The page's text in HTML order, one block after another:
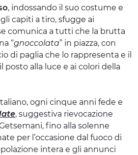
, indossando il suo costume e
capiti a tiro, sfugge ai
comunica a tutti che la brutta
“gnoccolata” in piazza, con
di paglia che lo rappresenta e il
posto alla luce e ai colori della
ogni cinque anni fede e
, suggestiva rievocazione
fino alla solenne
per l’occasione dal fuoco di
intera e gli annunci